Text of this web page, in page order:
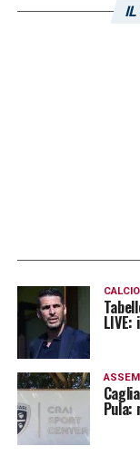
Modena-IL
Pula: